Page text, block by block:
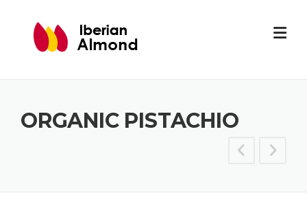
ORGANIC PISTACHIO